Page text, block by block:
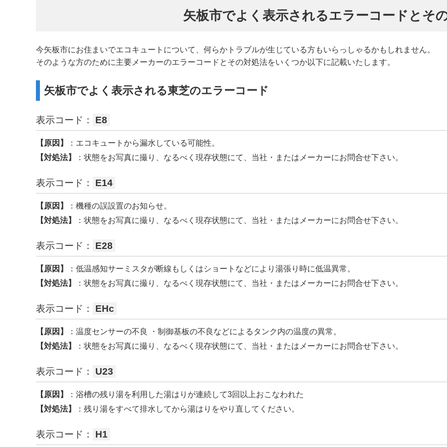
矢板市でよく表示されるエラーコードとそ
今矢板市にお住まいでエコキュートについて、何らかトラブルが生じている方もいらっしゃるかもしれません。
そのような方のために主要メーカーのエラーコードとその対処法をいくつか以下に記載いたします。
矢板市でよく表示される東芝のエラーコード
表示コード： E8
【原因】
：エコキュートから漏水している可能性。
【対処法】
：状態をお写真に撮り、なるべく現存状態にて、当社・またはメーカーにお問合せ下さい。
表示コード： E14
【原因】
：機種の誤設置のお知らせ。
【対処法】
：状態をお写真に撮り、なるべく現存状態にて、当社・またはメーカーにお問合せ下さい。
表示コード： E28
【原因】
：低温感知サーミスタが断線もしくはショートなどにより湯張り時に低温異常。
【対処法】
：状態をお写真に撮り、なるべく現存状態にて、当社・またはメーカーにお問合せ下さい。
表示コード： EHc
【原因】
：温度センサーの不良 ・制御基板の不良などによるタンク内の温度の異常。
【対処法】
：状態をお写真に撮り、なるべく現存状態にて、当社・またはメーカーにお問合せ下さい。
表示コード： U23
【原因】
：浴槽の残り湯を利用した湯はりが連続して3回以上おこなわれた
【対処法】
：残り湯をすべて排水してから湯はりをやり直してください。
表示コード： H1